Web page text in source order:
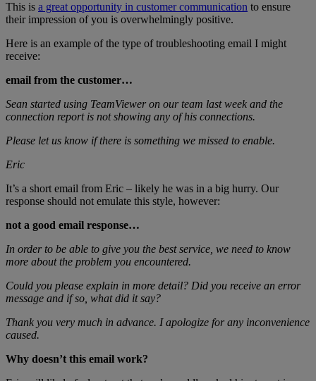
This is a great opportunity in customer communication to ensure
their impression of you is overwhelmingly positive.
Here is an example of the type of troubleshooting email I might
receive:
email from the customer…
Sean started using TeamViewer on our team last week and the
connection report is not showing any of his connections.
Please let us know if there is something we missed to enable.
Eric
It’s a short email from Eric – likely he was in a big hurry. Our
response should not emulate this style, however:
not a good email response…
In order to be able to give you the best service, we need to know
more about the problem you encountered.
Could you please explain in more detail? Did you receive an error
message and if so, what did it say?
Thank you very much in advance. I apologize for any inconvenience
caused.
Why doesn’t this email work?